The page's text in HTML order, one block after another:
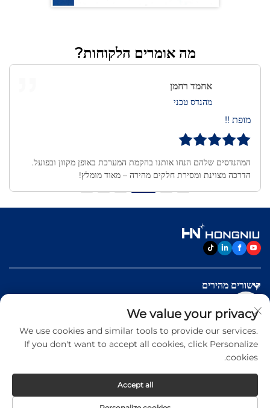
מה אומרים הלקוחות?
אחמד רחמן
מהנדס טכני
מופת !!
המהנדסים שלהם הנחו אותנו בהקמת המערכת באופן מקוון ובפועל.
הדרכה מצוינת ומסירת חלקים מהירה – מאוד מומלץ!
קישורים מהירים
מוצרים
יצירת קשר
Copyright © 2026 Jinan Hongniu Machinery Equipment
We value your privacy
We use cookies and similar tools to provide our services.
If you don't want to accept all cookies, click Personalize
cookies.
Accept all